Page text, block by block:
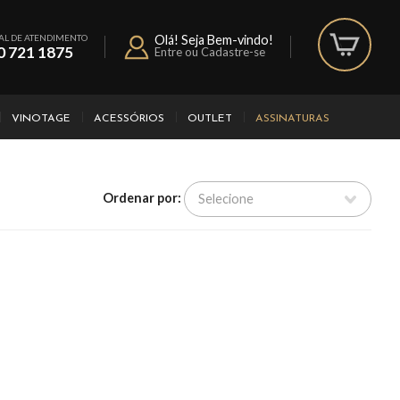
DE ATENDIMENTO
721 1875
Olá! Seja Bem-vindo!
Entre ou Cadastre-se
VINOTAGE ACESSÓRIOS OUTLET ASSINATURAS
Ordenar por: